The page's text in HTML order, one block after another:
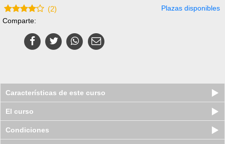
(2)
Plazas disponibles
Comparte:
Características de este curso
El curso
Condiciones